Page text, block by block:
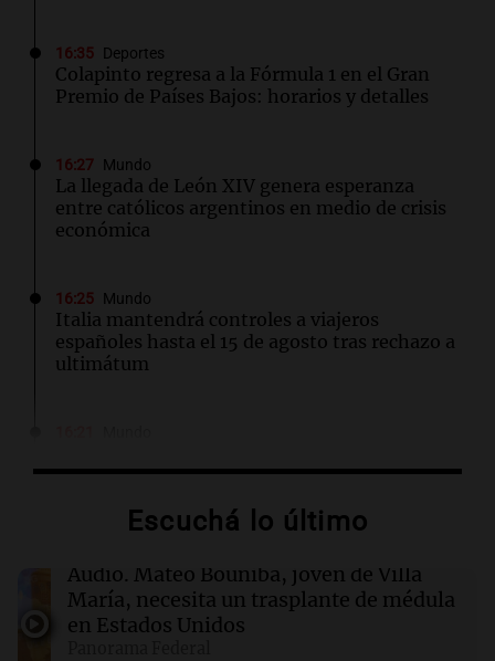
16:35 Deportes
Colapinto regresa a la Fórmula 1 en el Gran
Premio de Países Bajos: horarios y detalles
16:27 Mundo
La llegada de León XIV genera esperanza
entre católicos argentinos en medio de crisis
económica
16:25 Mundo
Italia mantendrá controles a viajeros
españoles hasta el 15 de agosto tras rechazo a
ultimátum
expande en América Latina con nuevos líderes
Gerónimo Rulli se une al Manchester City tras
dejar el Olympique de Marsella
Escuchá lo último
Audio. Mateo Bouniba, joven de Villa
María, necesita un trasplante de médula
en Estados Unidos